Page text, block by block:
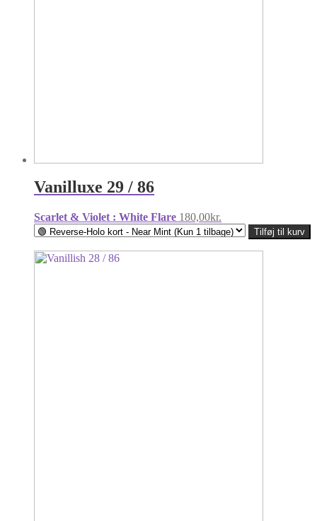
Vanilluxe 29 / 86
Scarlet & Violet : White Flare 180,00kr.
Tilføj til kurv